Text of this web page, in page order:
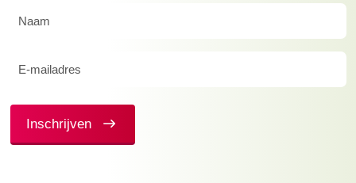
(Vereist)
Inschrijven